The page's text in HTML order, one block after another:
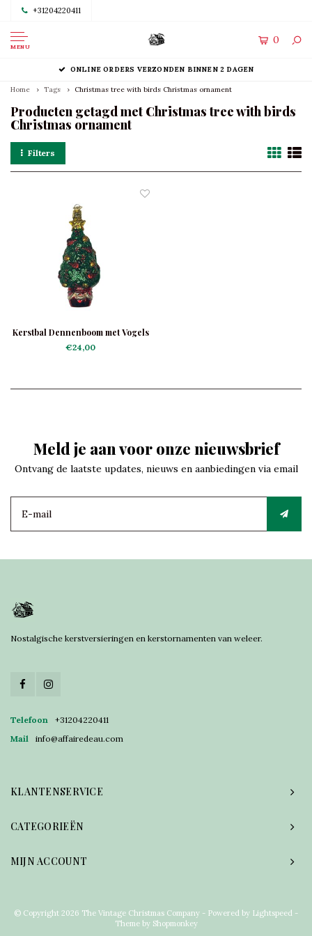
+31204220411
MENU
0
ONLINE ORDERS VERZONDEN BINNEN 2 DAGEN
Home Tags Christmas tree with birds Christmas ornament
Producten getagd met Christmas tree with birds
Christmas ornament
Filters
Kerstbal Dennenboom met Vogels
€24,00
Meld je aan voor onze nieuwsbrief
Ontvang de laatste updates, nieuws en aanbiedingen via email
Nostalgische kerstversieringen en kerstornamenten van weleer.
Telefoon
+31204220411
Mail
info@affairedeau.com
KLANTENSERVICE
CATEGORIEËN
MIJN ACCOUNT
© Copyright 2026 The Vintage Christmas Company - Powered by Lightspeed -
Theme by Shopmonkey